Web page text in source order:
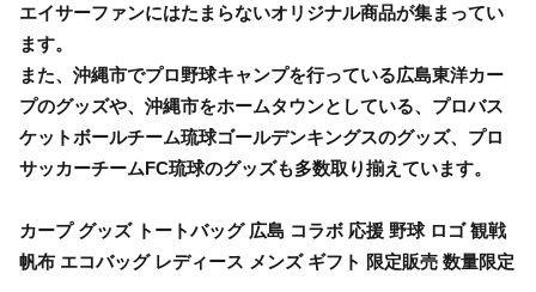
エイサーファンにはたまらないオリジナル商品が集まってい
ます。
また、沖縄市でプロ野球キャンプを行っている広島東洋カー
プのグッズや、沖縄市をホームタウンとしている、プロバス
ケットボールチーム琉球ゴールデンキングスのグッズ、プロ
サッカーチームFC琉球のグッズも多数取り揃えています。
カープ グッズ トートバッグ 広島 コラボ 応援 野球 ロゴ 観戦
帆布 エコバッグ レディース メンズ ギフト 限定販売 数量限定